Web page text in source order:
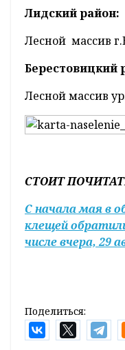
Лидский район:
Лесной массив
Берестовицкий
Лесной массив
СТОИТ
С начала мая в
клещей
числе вчера, 29
Поделиться: